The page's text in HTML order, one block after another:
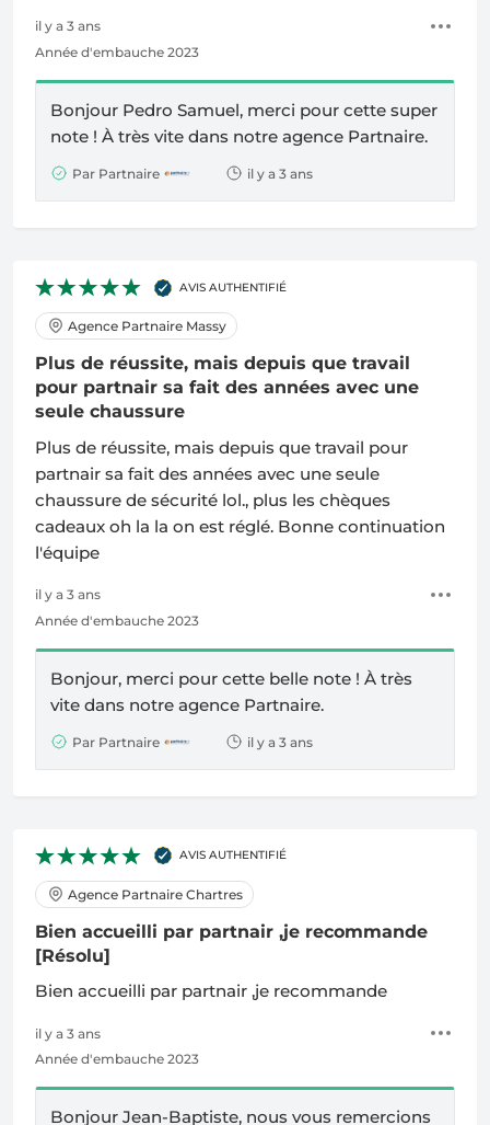
il y a 3 ans
Année d'embauche 2023
Bonjour Pedro Samuel, merci pour cette super
note ! À très vite dans notre agence Partnaire.
Par Partnaire il y a 3 ans
AVIS AUTHENTIFIÉ
Agence Partnaire Massy
Plus de réussite, mais depuis que travail
pour partnair sa fait des années avec une
seule chaussure
Plus de réussite, mais depuis que travail pour
partnair sa fait des années avec une seule
chaussure de sécurité lol., plus les chèques
cadeaux oh la la on est réglé. Bonne continuation
l'équipe
il y a 3 ans
Année d'embauche 2023
Bonjour, merci pour cette belle note ! À très
vite dans notre agence Partnaire.
Par Partnaire il y a 3 ans
AVIS AUTHENTIFIÉ
Agence Partnaire Chartres
Bien accueilli par partnair ,je recommande
[Résolu]
Bien accueilli par partnair ,je recommande
il y a 3 ans
Année d'embauche 2023
Bonjour Jean-Baptiste, nous vous remercions